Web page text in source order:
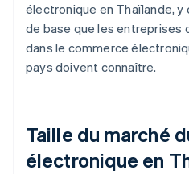
électronique en Thaïlande,
de base que les entreprises
dans le commerce
pays doivent connaître.
Taille du marché
électronique en